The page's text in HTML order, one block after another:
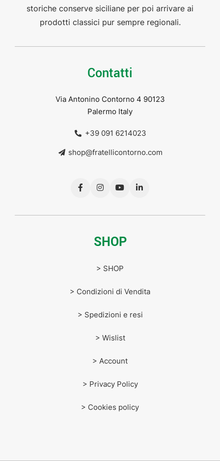
storiche conserve siciliane per poi arrivare ai
prodotti classici pur sempre regionali.
Contatti
Via Antonino Contorno 4 90123
Palermo Italy
+39 091 6214023
shop@fratellicontorno.com
SHOP
> SHOP
> Condizioni di Vendita
> Spedizioni e resi
> Wislist
> Account
> Privacy Policy
> Cookies policy